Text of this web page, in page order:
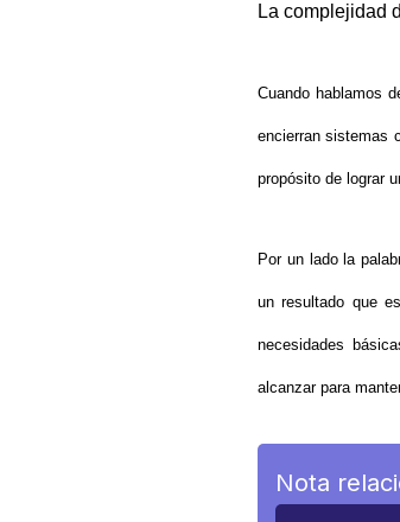
La complejidad
Cuando hablamos
encierran sistemas
propósito de lograr
Por un lado la
un resultado que
necesidades
alcanzar para
Nota